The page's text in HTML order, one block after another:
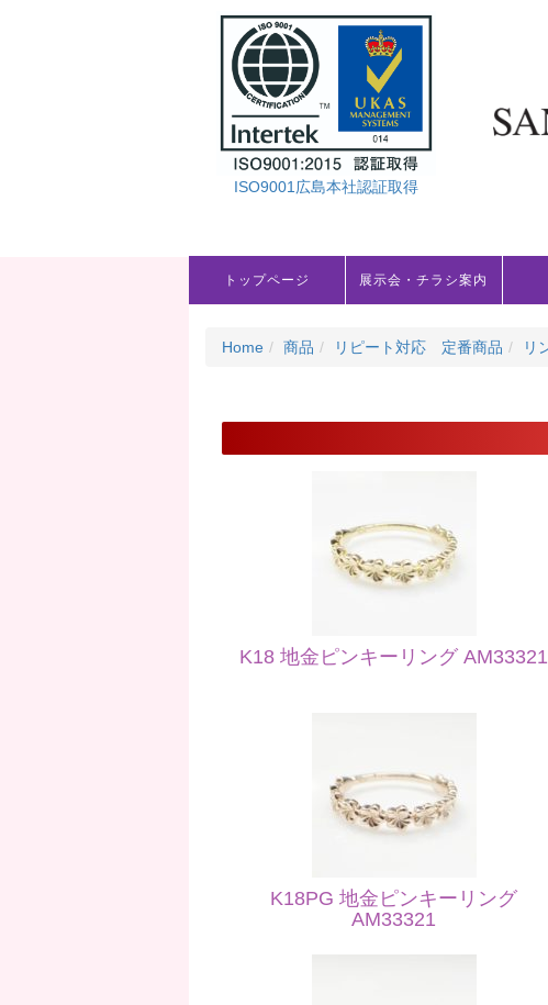
ISO9001広島本社認証取得
トップページ 展示会・チラシ案内
Home 商品 リピート対応 定番商品 リ
K18 地金ピンキーリング AM33321
K18PG 地金ピンキーリング
AM33321